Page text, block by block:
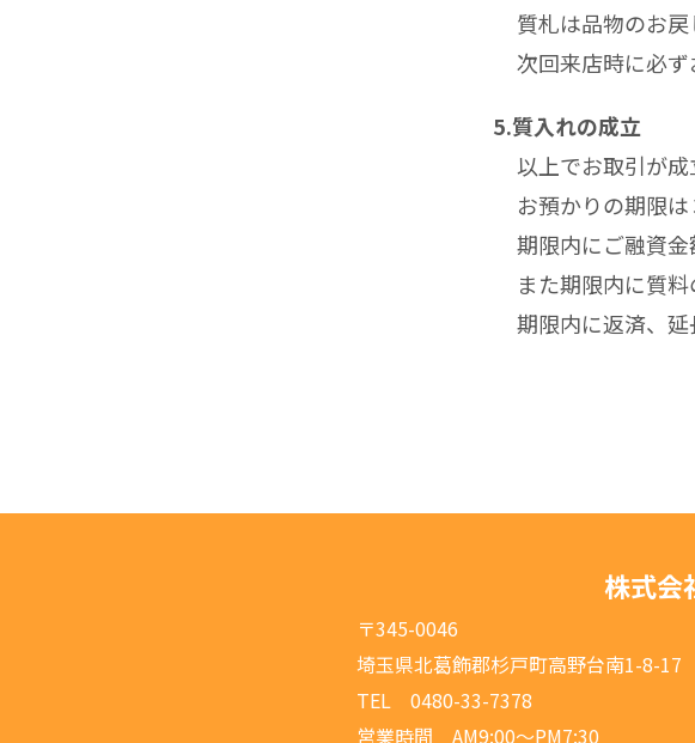
質札は品物のお
次回来店時に必ず
5.質入れの成立
以上でお取引が成
お預かりの期限は
期限内にご融資金
また期限内に質
期限内に返済、延
株式会
〒345-0046
埼玉県北葛飾郡杉戸町高野台南1-8-17
TEL 0480-33-7378
営業時間 AM9:00～PM7:30